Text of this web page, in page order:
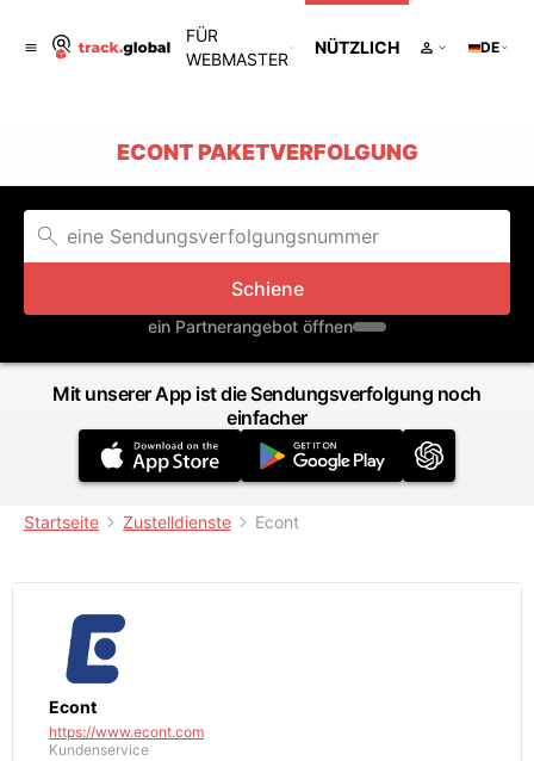
FÜR
WEBMASTER
NÜTZLICH DE
ECONT PAKETVERFOLGUNG
Schiene
ein Partnerangebot öffnen
Mit unserer App ist die Sendungsverfolgung noch
einfacher
Startseite Zustelldienste Econt
Econt
https://www.econt.com
Kundenservice